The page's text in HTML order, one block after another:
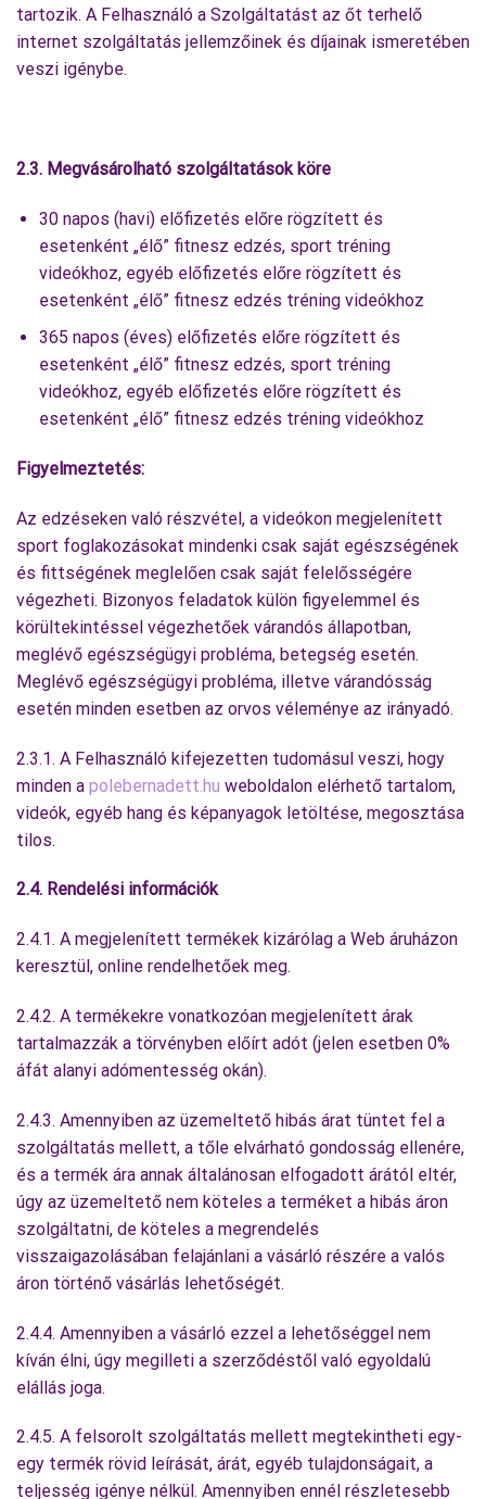
tartozik. A Felhasználó a Szolgáltatást az őt terhelő
internet szolgáltatás jellemzőinek és díjainak ismeretében
veszi igénybe.
2.3. Megvásárolható szolgáltatások köre
30 napos (havi) előfizetés előre rögzített és
esetenként „élő” fitnesz edzés, sport tréning
videókhoz, egyéb előfizetés előre rögzített és
esetenként „élő” fitnesz edzés tréning videókhoz
365 napos (éves) előfizetés előre rögzített és
esetenként „élő” fitnesz edzés, sport tréning
videókhoz, egyéb előfizetés előre rögzített és
esetenként „élő” fitnesz edzés tréning videókhoz
Figyelmeztetés:
Az edzéseken való részvétel, a videókon megjelenített
sport foglakozásokat mindenki csak saját egészségének
és fittségének meglelően csak saját felelősségére
végezheti. Bizonyos feladatok külön figyelemmel és
körültekintéssel végezhetőek várandós állapotban,
meglévő egészségügyi probléma, betegség esetén.
Meglévő egészségügyi probléma, illetve várandósság
esetén minden esetben az orvos véleménye az irányadó.
2.3.1. A Felhasználó kifejezetten tudomásul veszi, hogy
minden a polebernadett.hu weboldalon elérhető tartalom,
videók, egyéb hang és képanyagok letöltése, megosztása
tilos.
2.4. Rendelési információk
2.4.1. A megjelenített termékek kizárólag a Web áruházon
keresztül, online rendelhetőek meg.
2.4.2. A termékekre vonatkozóan megjelenített árak
tartalmazzák a törvényben előírt adót (jelen esetben 0%
áfát alanyi adómentesség okán).
2.4.3. Amennyiben az üzemeltető hibás árat tüntet fel a
szolgáltatás mellett, a tőle elvárható gondosság ellenére,
és a termék ára annak általánosan elfogadott árától eltér,
úgy az üzemeltető nem köteles a terméket a hibás áron
szolgáltatni, de köteles a megrendelés
visszaigazolásában felajánlani a vásárló részére a valós
áron történő vásárlás lehetőségét.
2.4.4. Amennyiben a vásárló ezzel a lehetőséggel nem
kíván élni, úgy megilleti a szerződéstől való egyoldalú
elállás joga.
2.4.5. A felsorolt szolgáltatás mellett megtekintheti egy-
egy termék rövid leírását, árát, egyéb tulajdonságait, a
teljesség igénye nélkül. Amennyiben ennél részletesebb